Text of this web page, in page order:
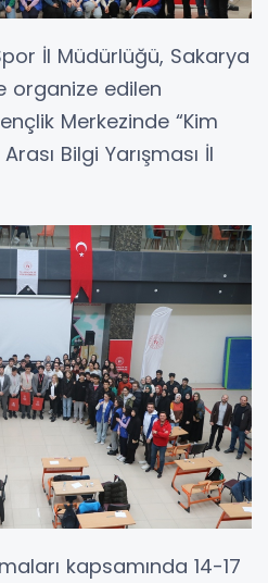
İl Müdürlüğü, Sakarya
organize edilen
Merkezinde “Kim
Bilgi Yarışması İl
kapsamında 14-17